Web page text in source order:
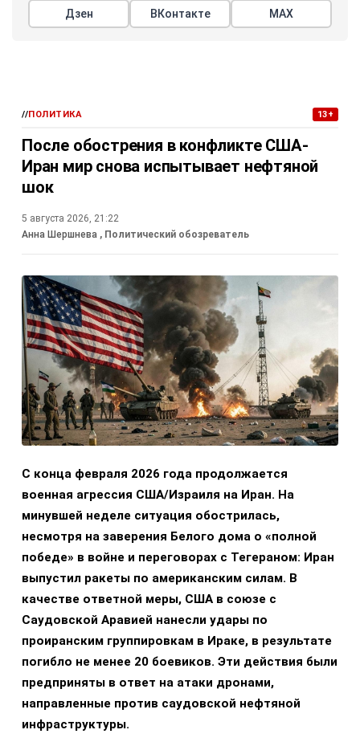
Дзен ВКонтакте МАХ
//ПОЛИТИКА 13+
После обострения в конфликте США-
Иран мир снова испытывает нефтяной
шок
5 августа 2026, 21:22
Анна Шершнева , Политический обозреватель
С конца февраля 2026 года продолжается
военная агрессия США/Израиля на Иран. На
минувшей неделе ситуация обострилась,
несмотря на заверения Белого дома о «полной
победе» в войне и переговорах с Тегераном: Иран
выпустил ракеты по американским силам. В
качестве ответной меры, США в союзе с
Саудовской Аравией нанесли удары по
проиранским группировкам в Ираке, в результате
погибло не менее 20 боевиков. Эти действия были
предприняты в ответ на атаки дронами,
направленные против саудовской нефтяной
инфраструктуры.